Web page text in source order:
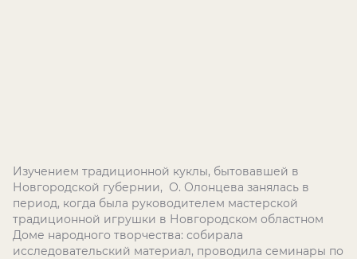
Изучением традиционной куклы, бытовавшей в
Новгородской губернии, О. Олонцева занялась в
период, когда была руководителем мастерской
традиционной игрушки в Новгородском областном
Доме народного творчества: собирала
исследовательский материал, проводила семинары по